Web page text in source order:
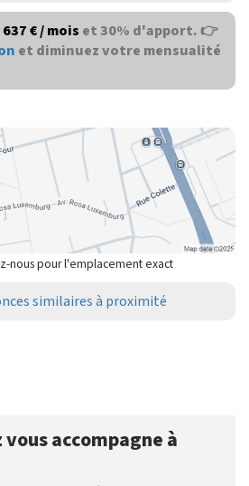
637 € / mois et 30% d'apport. 👉
et diminuez votre mensualité
nous pour l'emplacement exact
similaires à proximité
accompagne à